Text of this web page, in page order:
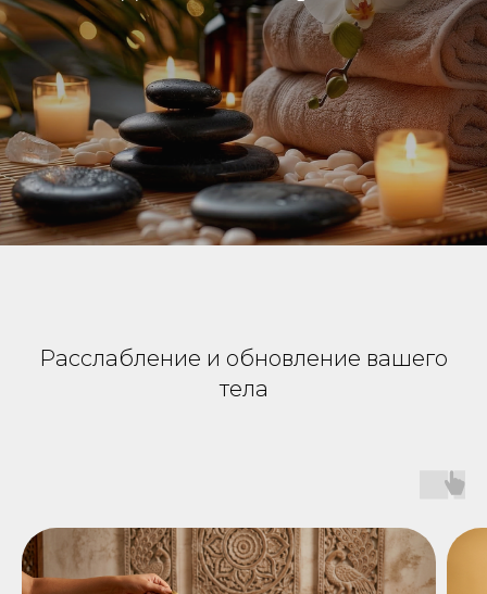
Расслабление и обновление вашего
тела